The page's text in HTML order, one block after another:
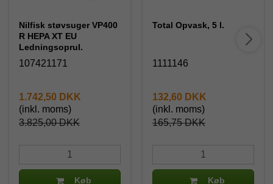
Nilfisk støvsuger VP400
R HEPA XT EU
Ledningsoprul.
107421171
3.825,00 DKK
1.742,50 DKK
(inkl. moms)
Køb
Total Opvask, 5 l.
1111146
165,75 DKK
132,60 DKK
(inkl. moms)
Køb